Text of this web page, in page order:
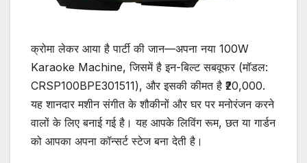
क्रोमा लेकर आया है पार्टी की जान—अपना नया 100W
Karaoke Machine, जिसमें है इन-बिल्ट सबवूफर (मॉडल:
CRSP100BPE301511), और इसकी कीमत है ₹20,000.
यह शानदार मशीन संगीत के शौकीनों और घर पर मनोरंजन करने
वालों के लिए बनाई गई है। यह आपके लिविंग रूम, छत या गार्डन
को आपका अपना कॉन्सर्ट स्टेज बना देती है।